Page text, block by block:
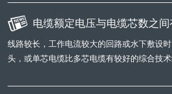
电缆额定电压与电缆芯数之
线路较长，工作电流较大的回路或水下敷设
头，或单芯电缆比多芯电缆有较好的综合技